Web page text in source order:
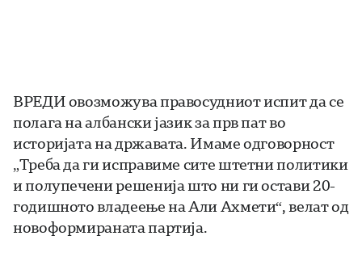
ВРЕДИ овозможува правосудниот испит да се
полага на албански јазик за прв пат во
историјата на државата. Имаме одговорност
„Треба да ги исправиме сите штетни политики
и полупечени решенија што ни ги остави 20-
годишното владеење на Али Ахмети“, велат од
новоформираната партија.